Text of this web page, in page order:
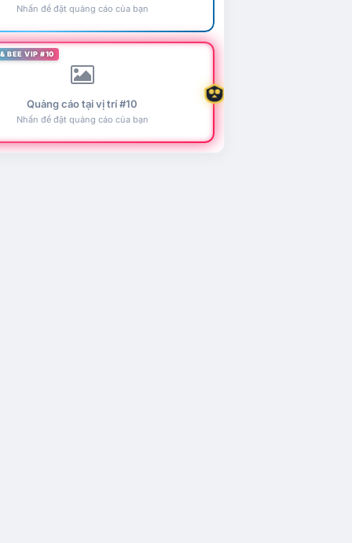
Nhấn để đặt quảng cáo của bạn
BEE VIP #10
Quảng cáo tại vị trí #10
Nhấn để đặt quảng cáo của bạn